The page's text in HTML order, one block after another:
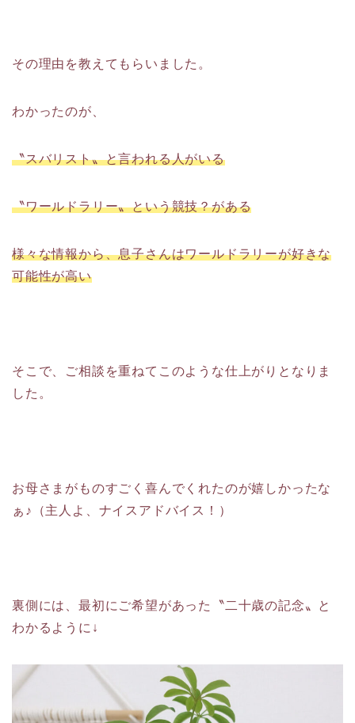
その理由を教えてもらいました。
わかったのが、
〝スバリスト〟と言われる人がいる
〝ワールドラリー〟という競技？がある
様々な情報から、息子さんはワールドラリーが好きな
可能性が高い
そこで、ご相談を重ねてこのような仕上がりとなりま
した。
お母さまがものすごく喜んでくれたのが嬉しかったな
ぁ♪（主人よ、ナイスアドバイス！）
裏側には、最初にご希望があった〝二十歳の記念〟と
わかるように↓